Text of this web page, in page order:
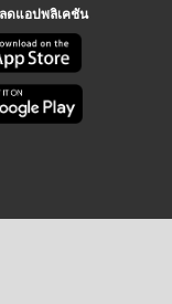
ดแอปพลิเคชัน